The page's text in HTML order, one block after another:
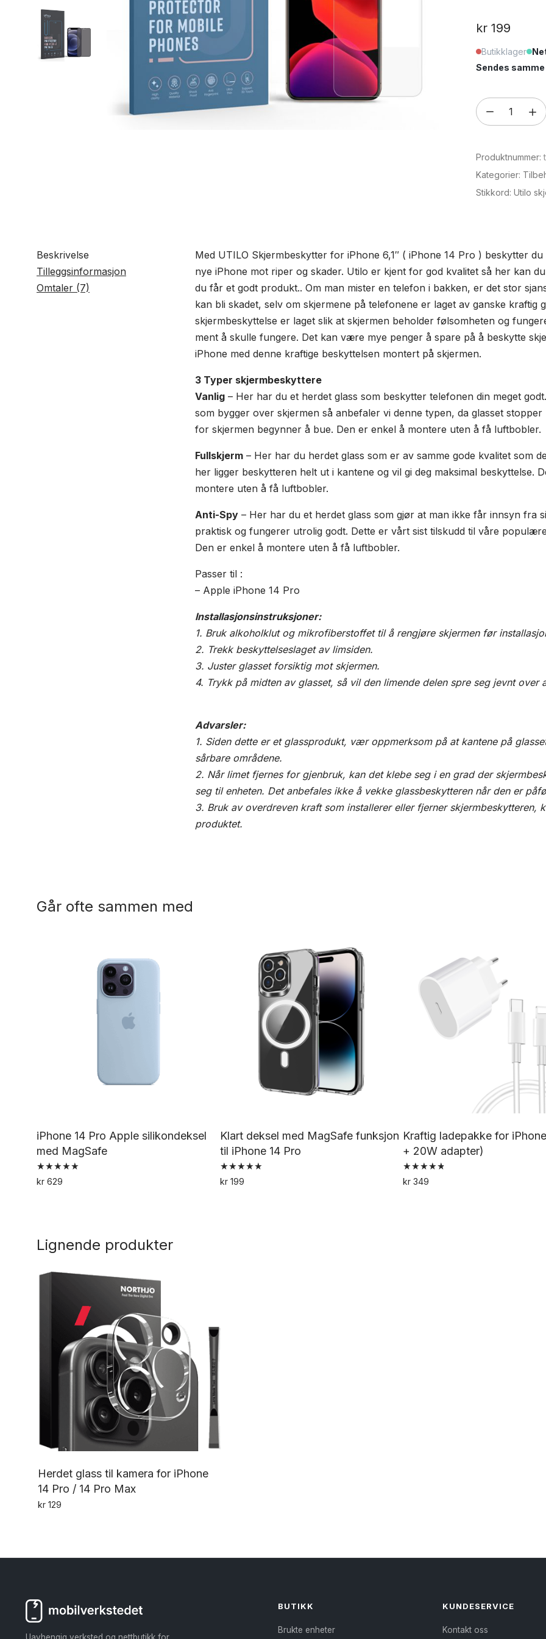
kr199
Butikklager
Sendes
for
6,1"
(
iPhone
Produktnummer:
Kategorier:
Stikkord: Utilo
Beskrivelse
Tilleggsinformasjon
Omtaler (7)
Med UTILO Skjermbeskytter for iPhone 6,1″ ( iPhone 14 Pro ) beskytter
nye iPhone mot riper og skader. Utilo er kjent for god kvalitet så her kan
du får et godt produkt.. Om man mister en telefon i bakken, er det stor
kan bli skadet, selv om skjermene på telefonene er laget av ganske kraftig
skjermbeskyttelse er laget slik at skjermen beholder følsomheten og
ment å skulle fungere. Det kan være mye penger å spare på å beskytte
iPhone med denne kraftige beskyttelsen montert på skjermen.
3 Typer skjermbeskyttere
Vanlig – Her har du et herdet glass som beskytter telefonen din meget
som bygger over skjermen så anbefaler vi denne typen, da glasset stopper
for skjermen begynner å bue. Den er enkel å montere uten å få luftbobler.
Fullskjerm – Her har du herdet glass som er av samme gode kvalitet som
her ligger beskytteren helt ut i kantene og vil gi deg maksimal beskyttelse.
montere uten å få luftbobler.
Anti-Spy – Her har du et herdet glass som gjør at man ikke får innsyn fra
praktisk og fungerer utrolig godt. Dette er vårt sist tilskudd til våre
Den er enkel å montere uten å få luftbobler.
Passer til :
– Apple iPhone 14 Pro
Installasjonsinstruksjoner:
1. Bruk alkoholklut og mikrofiberstoffet til å rengjøre skjermen før
2. Trekk beskyttelseslaget av limsiden.
3. Juster glasset forsiktig mot skjermen.
4. Trykk på midten av glasset, så vil den limende delen spre seg jevnt over
Advarsler:
1. Siden dette er et glassprodukt, vær oppmerksom på at kantene på
sårbare områdene.
2. Når limet fjernes for gjenbruk, kan det klebe seg i en grad der
seg til enheten. Det anbefales ikke å vekke glassbeskytteren når den er
3. Bruk av overdreven kraft som installerer eller fjerner skjermbeskytteren,
produktet.
Går ofte sammen med
iPhone 14 Pro Apple silikondeksel
med MagSafe
Vurdert
5.00
kr 629
flere
Alternativene
velges
på
produktsiden
Klart deksel med MagSafe funksjon
til iPhone 14 Pro
Vurdert
5.00
kr199
Kraftig ladepakke for
+ 20W adapter)
Vurdert
4.82
kr 349
Lignende produkter
Herdet glass til kamera for iPhone
14 Pro / 14 Pro Max
kr 129
BUTIKK
Brukte enheter
KUNDESERVICE
Kontakt oss